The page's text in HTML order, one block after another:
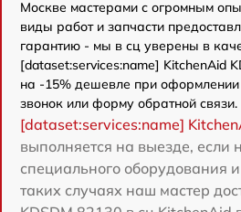
Москве мастерами с огромным
виды работ и запчасти
гарантию - мы в сц уверены в
[dataset:services:name] KitchenAid
на -15% дешевле при оформлении
звонок или форму обратной связи.
[dataset:services:name]
выполняется на выезде, если
специального оборудования
таких случаях наш мастер